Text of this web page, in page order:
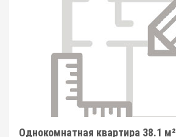
Однокомнатная квартира 38.1 м²